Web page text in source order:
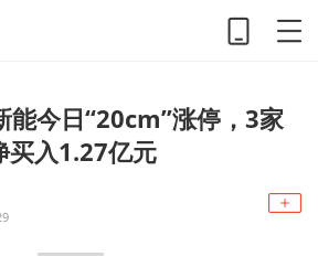
今日“20cm”涨停，3家
买入1.27亿元